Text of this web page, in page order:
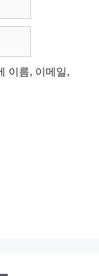
이름, 이메일,